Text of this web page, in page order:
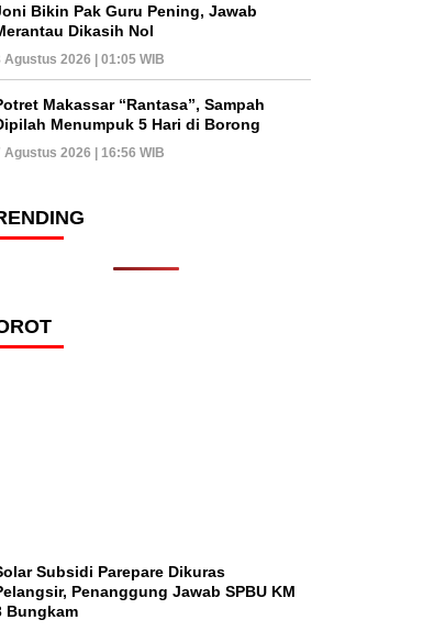
Bikin Pak Guru Pening, Jawab
Dikasih Nol
Agustus 2026 | 01:05 WIB
Makassar “Rantasa”, Sampah
Menumpuk 5 Hari di Borong
Agustus 2026 | 16:56 WIB
Subsidi Parepare Dikuras
Penanggung Jawab SPBU KM
Bungkam